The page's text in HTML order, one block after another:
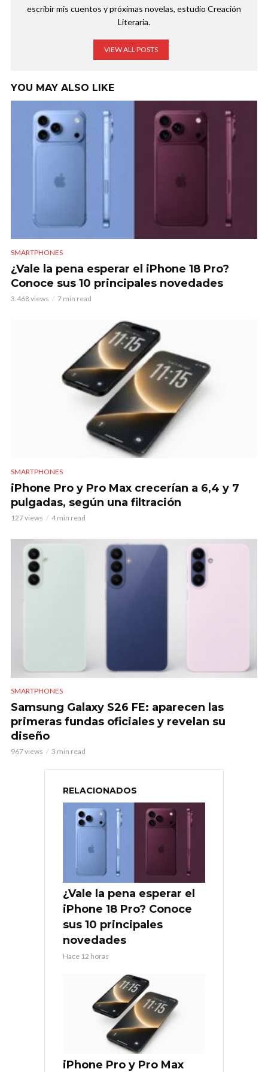
escribir mis cuentos y próximas novelas, estudio Creación
Literaria.
VIEW ALL POSTS
YOU MAY ALSO LIKE
SMARTPHONES
¿Vale la pena esperar el iPhone 18 Pro?
Conoce sus 10 principales novedades
3.468 views 7 min read
SMARTPHONES
iPhone Pro y Pro Max crecerían a 6,4 y 7
pulgadas, según una filtración
127 views 4 min read
SMARTPHONES
Samsung Galaxy S26 FE: aparecen las
primeras fundas oficiales y revelan su
diseño
967 views 3 min read
RELACIONADOS
¿Vale la pena esperar el
iPhone 18 Pro? Conoce
sus 10 principales
novedades
Hace 12 horas
iPhone Pro y Pro Max